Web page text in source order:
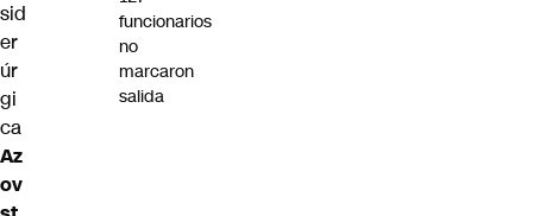
sid
er
úr
gi
ca
Az
ov
funcionarios
no
marcaron
salida